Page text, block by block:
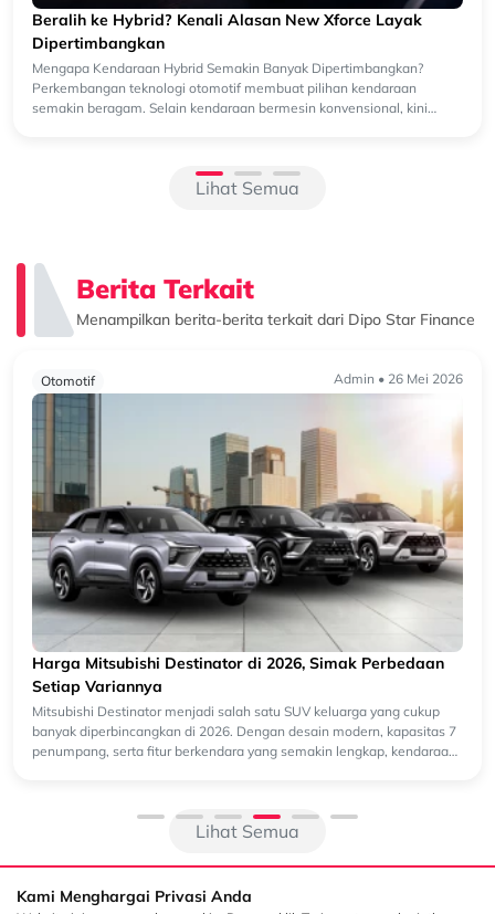
Beralih ke Hybrid? Kenali Alasan New Xforce Layak
Dipertimbangkan
Mengapa Kendaraan Hybrid Semakin Banyak Dipertimbangkan?
Perkembangan teknologi otomotif membuat pilihan kendaraan
semakin beragam. Selain kendaraan bermesin konvensional, kini
Lihat Semua
Berita Terkait
Menampilkan berita-berita terkait dari Dipo Star Finance
Otomotif Admin • 26 Mei 2026
Harga Mitsubishi Destinator di 2026, Simak Perbedaan
Setiap Variannya
Mitsubishi Destinator menjadi salah satu SUV keluarga yang cukup
banyak diperbincangkan di 2026. Dengan desain modern, kapasitas 7
penumpang, serta fitur berkendara yang semakin lengkap, kendaraan
Lihat Semua
Kami Menghargai Privasi Anda